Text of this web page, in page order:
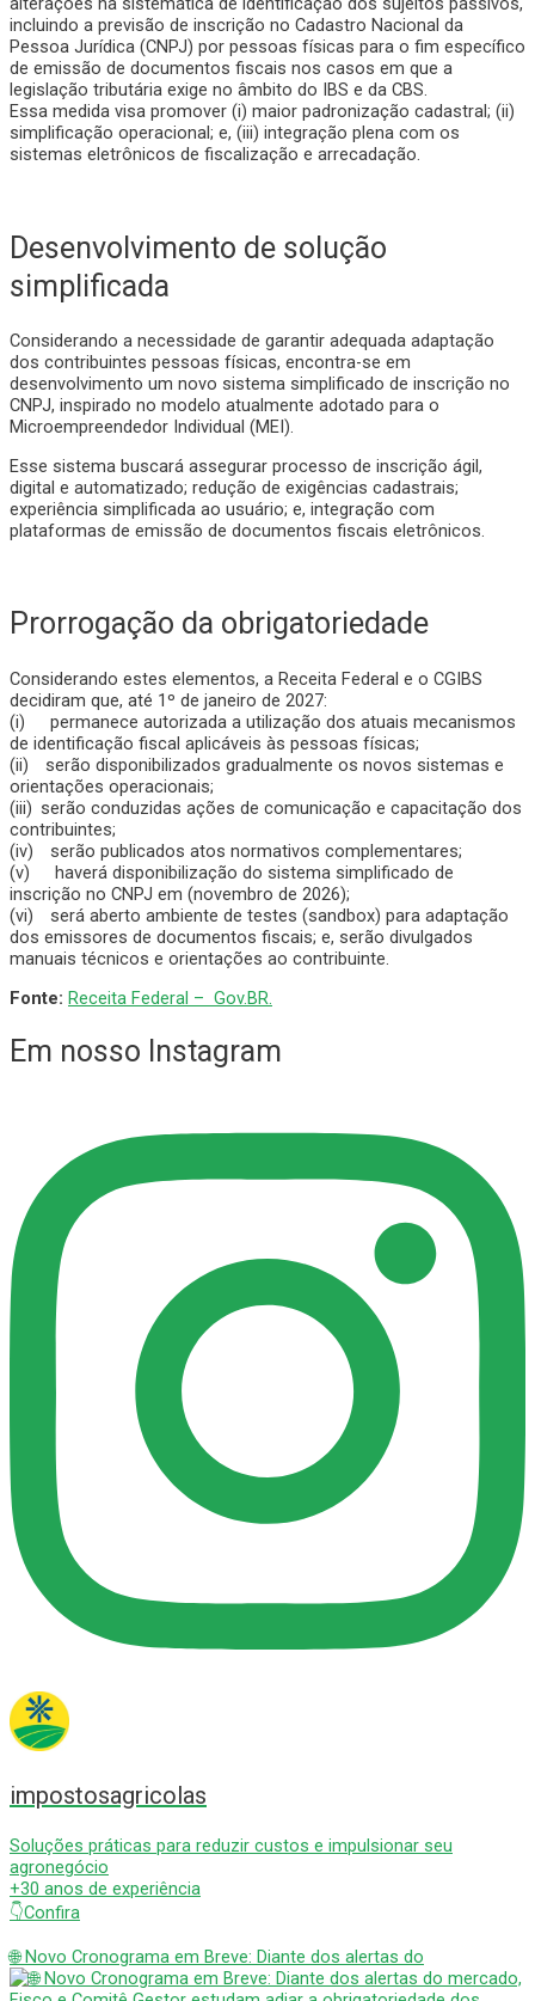
incluindo a previsão de inscrição no Cadastro Nacional da
Pessoa Jurídica (CNPJ) por pessoas físicas para o fim específico
de emissão de documentos fiscais nos casos em que a
legislação tributária exige no âmbito do IBS e da CBS.
Essa medida visa promover (i) maior padronização cadastral; (ii)
simplificação operacional; e, (iii) integração plena com os
sistemas eletrônicos de fiscalização e arrecadação.
Desenvolvimento de solução
simplificada
Considerando a necessidade de garantir adequada adaptação
dos contribuintes pessoas físicas, encontra-se em
desenvolvimento um novo sistema simplificado de inscrição no
CNPJ, inspirado no modelo atualmente adotado para o
Microempreendedor Individual (MEI).
Esse sistema buscará assegurar processo de inscrição ágil,
digital e automatizado; redução de exigências cadastrais;
experiência simplificada ao usuário; e, integração com
plataformas de emissão de documentos fiscais eletrônicos.
Prorrogação da obrigatoriedade
Considerando estes elementos, a Receita Federal e o CGIBS
decidiram que, até 1º de janeiro de 2027:
(i) permanece autorizada a utilização dos atuais mecanismos
de identificação fiscal aplicáveis às pessoas físicas;
(ii) serão disponibilizados gradualmente os novos sistemas e
orientações operacionais;
(iii) serão conduzidas ações de comunicação e capacitação dos
contribuintes;
(iv) serão publicados atos normativos complementares;
(v) haverá disponibilização do sistema simplificado de
inscrição no CNPJ em (novembro de 2026);
(vi) será aberto ambiente de testes (sandbox) para adaptação
dos emissores de documentos fiscais; e, serão divulgados
manuais técnicos e orientações ao contribuinte.
Fonte: Receita Federal – Gov.BR.
Em nosso Instagram
impostosagricolas
Soluções práticas para reduzir custos e impulsionar seu
agronegócio
+30 anos de experiência
👇Confira
🌐 Novo Cronograma em Breve: Diante dos alertas do